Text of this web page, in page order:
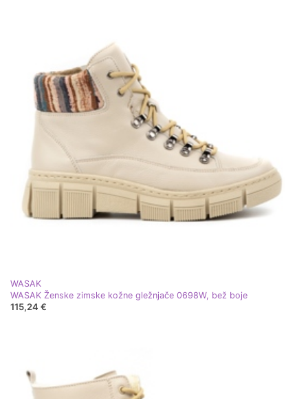
WASAK
WASAK Ženske zimske kožne gležnjače 0698W, bež boje
115,24 €